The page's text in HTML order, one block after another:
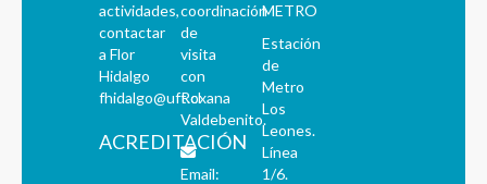
actividades,
contactar
a Flor
Hidalgo
fhidalgo@uft.cl
ACREDITACIÓN
coordinación
de
visita
con
Roxana
Valdebenito.
Email:
METRO
Estación
de
Metro
Los
Leones.
Línea
1/6.